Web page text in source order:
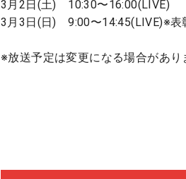
3月2日(土) 10:30〜16:00(LIVE)
3月3日(日) 9:00〜14:45(LIVE)※表
※放送予定は変更になる場合があり